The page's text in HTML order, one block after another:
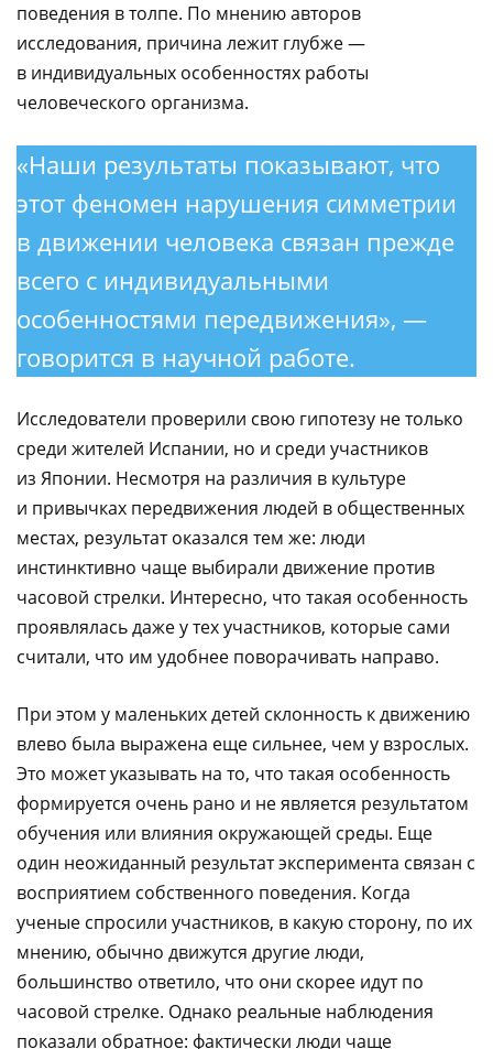
поведения в толпе. По мнению авторов
исследования, причина лежит глубже —
в индивидуальных особенностях работы
человеческого организма.
«Наши результаты показывают, что
этот феномен нарушения симметрии
в движении человека связан прежде
всего с индивидуальными
особенностями передвижения», —
говорится в научной работе.
Исследователи проверили свою гипотезу не только
среди жителей Испании, но и среди участников
из Японии. Несмотря на различия в культуре
и привычках передвижения людей в общественных
местах, результат оказался тем же: люди
инстинктивно чаще выбирали движение против
часовой стрелки. Интересно, что такая особенность
проявлялась даже у тех участников, которые сами
считали, что им удобнее поворачивать направо.
При этом у маленьких детей склонность к движению
влево была выражена еще сильнее, чем у взрослых.
Это может указывать на то, что такая особенность
формируется очень рано и не является результатом
обучения или влияния окружающей среды. Еще
один неожиданный результат эксперимента связан с
восприятием собственного поведения. Когда
ученые спросили участников, в какую сторону, по их
мнению, обычно движутся другие люди,
большинство ответило, что они скорее идут по
часовой стрелке. Однако реальные наблюдения
показали обратное: фактически люди чаще